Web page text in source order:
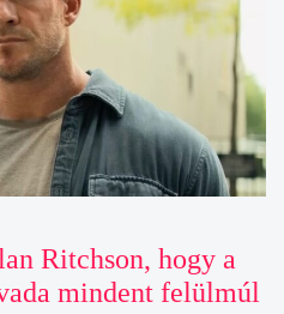
Ritchson, hogy a
mindent felülmúl